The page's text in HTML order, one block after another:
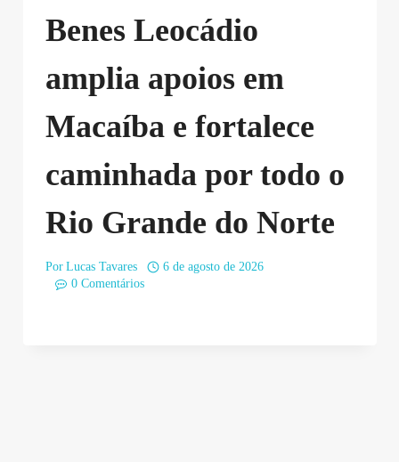
Benes Leocádio
amplia apoios em
Macaíba e fortalece
caminhada por todo o
Rio Grande do Norte
Por Lucas Tavares
6 de agosto de 2026
0 Comentários